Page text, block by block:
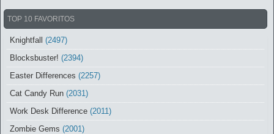
TOP 10 FAVORITOS
Knightfall
(2497)
Blocksbuster! (2394)
Easter Differences (2257)
Cat Candy Run (2031)
Work Desk Difference (2011)
Zombie Gems (2001)